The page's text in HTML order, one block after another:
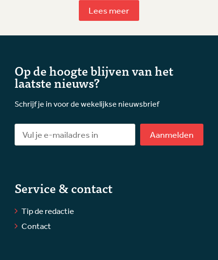
Lees meer
Op de hoogte blijven van het
laatste nieuws?
Schrijf je in voor de wekelijkse nieuwsbrief
Aanmelden
Service & contact
Tip de redactie
Contact